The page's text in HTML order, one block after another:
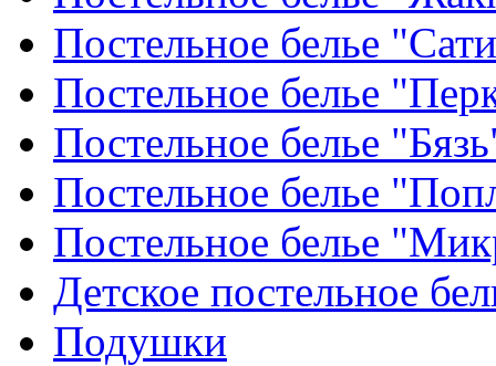
Постельное белье
Постельное белье
Постельное белье
Постельное белье
Постельное белье
Детское постельное
Подушки